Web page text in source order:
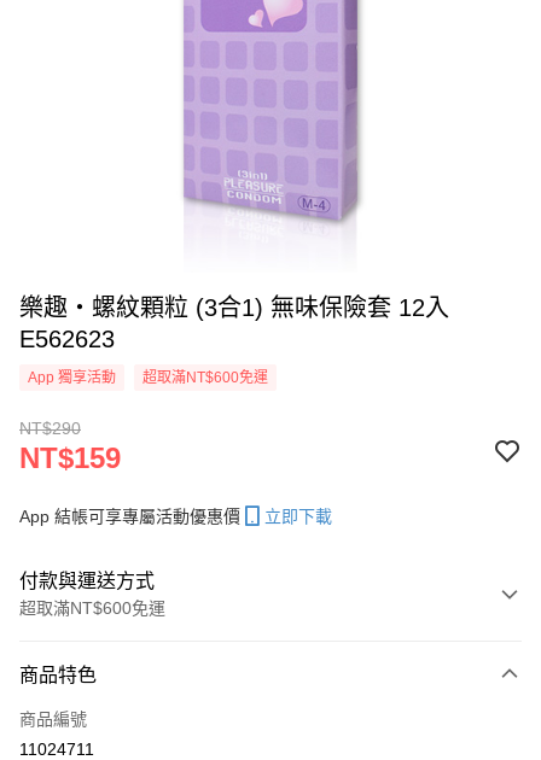
樂趣‧螺紋顆粒 (3合1) 無味保險套 12入
E562623
App 獨享活動 超取滿NT$600免運
NT$290
NT$159
App 結帳可享專屬活動優惠價 立即下載
付款與運送方式
超取滿NT$600免運
信用卡一次付款
超商取貨付款
商品特色
商品編號
11024711